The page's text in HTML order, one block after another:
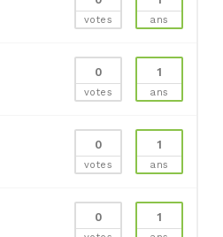
votes ans
0
votes
1
ans
0
votes
1
ans
0 1